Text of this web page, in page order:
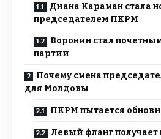
Диана Караман стала
председателем ПКРМ
Воронин стал
партии
Почему смена
для Молдовы
ПКРМ пытается
Левый фланг